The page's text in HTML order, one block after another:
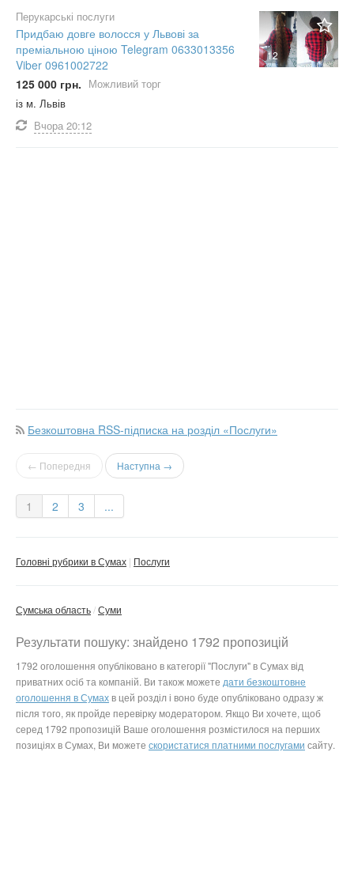
12
Перукарські послуги
Придбаю довге волосся у Львові за
преміальною ціною Telegram 0633013356
Viber 0961002722
125 000 грн. Можливий торг
із м. Львів
Вчора 20:12
Безкоштовна RSS-підписка на розділ «Послуги»
← Попередня Наступна →
1 2 3 ...
Головні рубрики в Сумах Послуги
Сумська область Суми
Результати пошуку: знайдено 1792 пропозицій
1792 оголошення опубліковано в категорії "Послуги" в Сумах від
приватних осіб та компаній. Ви також можете дати безкоштовне
оголошення в Сумах в цей розділ і воно буде опубліковано одразу ж
після того, як пройде перевірку модератором. Якщо Ви хочете, щоб
серед 1792 пропозицій Ваше оголошення розмістилося на перших
позиціях в Сумах, Ви можете скористатися платними послугами сайту.